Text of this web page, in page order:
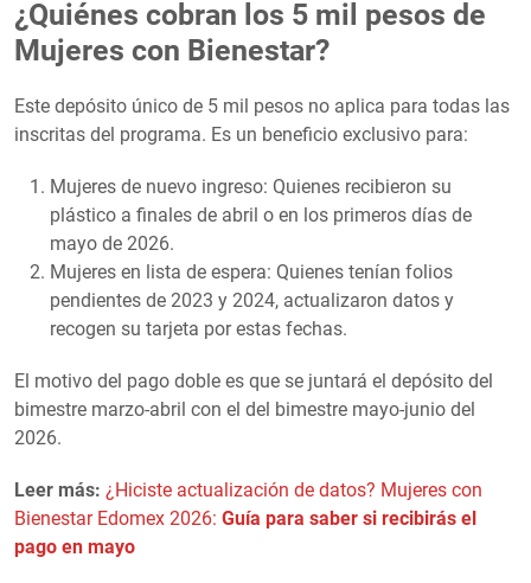
¿Quiénes cobran los 5 mil pesos de
Mujeres con Bienestar?
Este depósito único de 5 mil pesos no aplica para todas las
inscritas del programa. Es un beneficio exclusivo para:
Mujeres de nuevo ingreso: Quienes recibieron su
plástico a finales de abril o en los primeros días de
mayo de 2026.
Mujeres en lista de espera: Quienes tenían folios
pendientes de 2023 y 2024, actualizaron datos y
recogen su tarjeta por estas fechas.
El motivo del pago doble es que se juntará el depósito del
bimestre marzo-abril con el del bimestre mayo-junio del
2026.
Leer más: ¿Hiciste actualización de datos? Mujeres con
Bienestar Edomex 2026: Guía para saber si recibirás el
pago en mayo